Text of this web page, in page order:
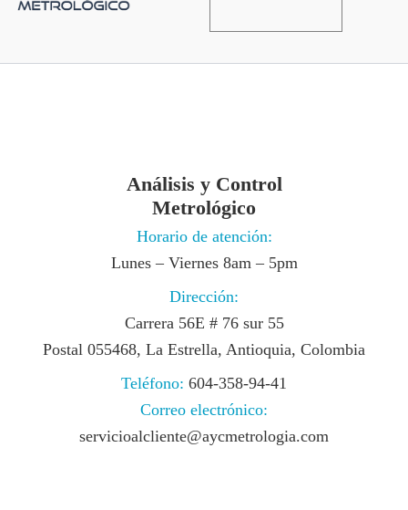
Análisis y Control
Metrológico
Horario de atención:
Lunes – Viernes 8am – 5pm
Dirección:
Carrera 56E # 76 sur 55
Postal 055468, La Estrella, Antioquia, Colombia
Teléfono: 604-358-94-41
Correo electrónico:
servicioalcliente@aycmetrologia.com